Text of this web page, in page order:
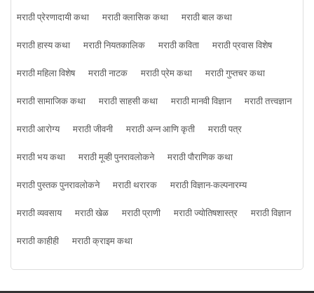
मराठी प्रेरणादायी कथा
मराठी क्लासिक कथा
मराठी बाल कथा
मराठी हास्य कथा
मराठी नियतकालिक मराठी कविता
मराठी प्रवास विशेष
मराठी महिला विशेष
मराठी नाटक मराठी प्रेम कथा
मराठी गुप्तचर कथा
मराठी सामाजिक कथा
मराठी साहसी कथा मराठी मानवी विज्ञान
मराठी तत्त्वज्ञान
मराठी आरोग्य
मराठी जीवनी मराठी अन्न आणि कृती
मराठी पत्र
मराठी भय कथा
मराठी मूव्ही पुनरावलोकने
मराठी पौराणिक कथा
मराठी पुस्तक पुनरावलोकने
मराठी थरारक
मराठी विज्ञान-कल्पनारम्य
मराठी व्यवसाय
मराठी खेळ मराठी प्राणी मराठी ज्योतिषशास्त्र
मराठी विज्ञान
मराठी काहीही
मराठी क्राइम कथा